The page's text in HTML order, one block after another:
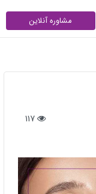
مشاوره آنلاین